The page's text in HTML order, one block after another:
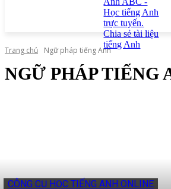
Trang chủ Ngữ pháp tiếng Anh
NGỮ PHÁP TIẾNG
CÔNG CỤ HỌC TIẾNG ANH ONLINE